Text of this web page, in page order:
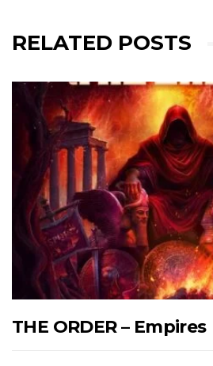
RELATED POSTS
THE ORDER – Empires